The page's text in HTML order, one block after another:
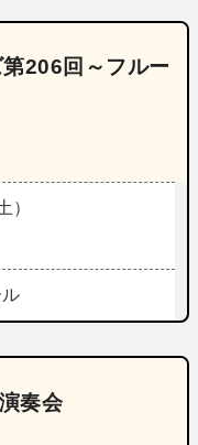
206回～フルー
）
奏会